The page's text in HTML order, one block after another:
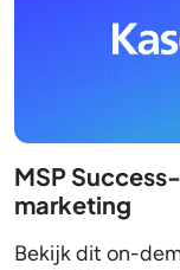
MSP
marketing
Bekijk dit on-